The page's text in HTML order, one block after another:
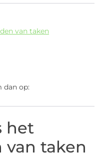
van taken
dan op:
het
taken